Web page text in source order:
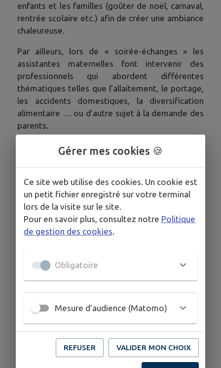
enfants et les familles (goûter de noël, carnaval,
rentrée scolaire etc.) afin de créer une ambiance
chaleureuse.
Par ailleurs, lors de « soirée-échanges » les
assistantes maternelles font intervenir des
professionnels qui abordent différentes
thématiques telles que l’allaitement, le portage,
les accidents domestiques, la diversification
alimentaire … ou d’autre sujet à la demande des
parents.
· Sophie GASNIER : 06 32 39 93 78
· Mégane MEZENGE : 07 85 03 24 95
HORAIRES
COORDONNÉES
4 rue des Ormes, Saint Pierre des Nids
leniddesoisillons@gmail.com
06 32 39 93 78
07 85 03 24 95
Gérer mes cookies 🍪
Ce site web utilise des cookies. Un cookie est
un petit fichier enregistré sur votre terminal
lors de la visite sur le site.
Pour en savoir plus, consultez notre Politique
de gestion des cookies
Obligatoire
Mesure d'audience (Matomo)
REFUSER VALIDER MON CHOIX